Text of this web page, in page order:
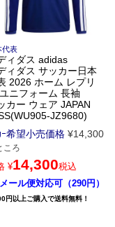
代表
ィダス adidas
ィダス サッカー日本
2026 ホーム レプリ
ニフォーム 長袖
カー ウェア JAPAN
JZ9680)
ｰ希望小売価格 ¥14,300
ころ
¥14,300税込
ール便対応可（290円）
円以上ご購入で送料無料！